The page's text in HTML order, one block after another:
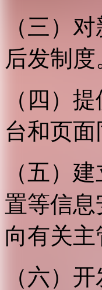
（三）
后发制度
（四）
台和页
（五）
置等信
向有关主
（六）